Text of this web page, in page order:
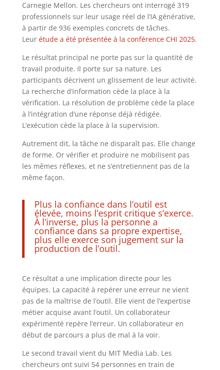
Carnegie Mellon. Les chercheurs ont interrogé 319
professionnels sur leur usage réel de l’IA générative,
à partir de 936 exemples concrets de tâches.
Leur étude a été présentée à la conférence CHI 2025.
Le résultat principal ne porte pas sur la quantité de
travail produite. Il porte sur sa nature. Les
participants décrivent un glissement de leur activité.
La recherche d’information cède la place à la
vérification. La résolution de problème cède la place
à l’intégration d’une réponse déjà rédigée.
L’exécution cède la place à la supervision.
Autrement dit, la tâche ne disparaît pas. Elle change
de forme. Or vérifier et produire ne mobilisent pas
les mêmes réflexes, et ne s’entretiennent pas de la
même façon.
Plus la confiance dans l’outil est
élevée, moins l’esprit critique s’exerce.
À l’inverse, plus la personne a
confiance dans sa propre expertise,
plus elle exerce son jugement sur la
production de l’outil.
Ce résultat a une implication directe pour les
équipes. La capacité à repérer une erreur ne vient
pas de la maîtrise de l’outil. Elle vient de l’expertise
métier acquise avant l’outil. Un collaborateur
expérimenté repère l’erreur. Un collaborateur en
début de parcours a plus de mal à la voir.
Le second travail vient du MIT Media Lab. Les
chercheurs ont suivi 54 personnes en train de